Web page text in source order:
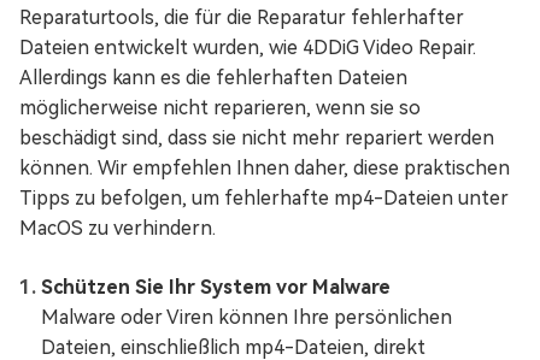
Reparaturtools, die für die Reparatur fehlerhafter
Dateien entwickelt wurden, wie 4DDiG Video Repair.
Allerdings kann es die fehlerhaften Dateien
möglicherweise nicht reparieren, wenn sie so
beschädigt sind, dass sie nicht mehr repariert werden
können. Wir empfehlen Ihnen daher, diese praktischen
Tipps zu befolgen, um fehlerhafte mp4-Dateien unter
MacOS zu verhindern.
Schützen Sie Ihr System vor Malware
Malware oder Viren können Ihre persönlichen
Dateien, einschließlich mp4-Dateien, direkt